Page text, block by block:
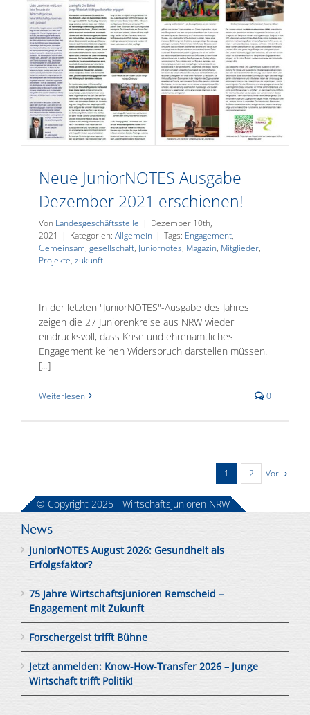
Neue JuniorNOTES Ausgabe
Dezember 2021 erschienen!
Von Landesgeschäftsstelle | Dezember 10th,
2021
| Kategorien: Allgemein | Tags: Engagement,
Gemeinsam, gesellschaft, Juniornotes, Magazin, Mitglieder,
Projekte, zukunft
In der letzten "JuniorNOTES"-Ausgabe des Jahres
zeigen die 27 Juniorenkreise aus NRW wieder
eindrucksvoll, dass Krise und ehrenamtliches
Engagement keinen Widerspruch darstellen müssen.
[...]
Weiterlesen 0
1 2 Vor
News
JuniorNOTES August 2026: Gesundheit als
Erfolgsfaktor?
75 Jahre Wirtschaftsjunioren Remscheid –
Engagement mit Zukunft
Forschergeist trifft Bühne
Jetzt anmelden: Know-How-Transfer 2026 – Junge
Wirtschaft trifft Politik!
© Copyright 2025 - Wirtschaftsjunioren NRW